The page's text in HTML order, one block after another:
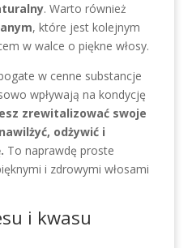
. Warto również
, które jest kolejnym
w walce o piękne włosy.
w cenne substancje
wpływają na kondycję
zrewitalizować swoje
odżywić i
To naprawdę proste
i zdrowymi włosami
i kwasu